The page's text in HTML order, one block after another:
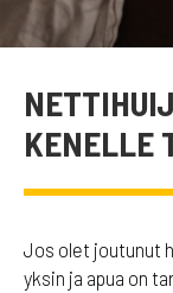
KENELLE
Jos olet joutunut
yksin ja apua on